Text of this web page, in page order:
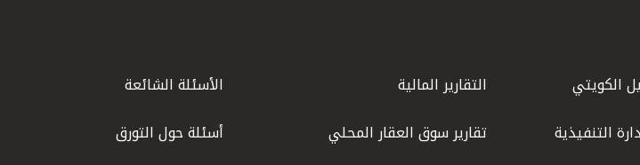
الكويتي
التنفيذية
التقارير المالية
تقارير سوق العقار المحلي
الأسئلة الشائعة
أسئلة حول التورق